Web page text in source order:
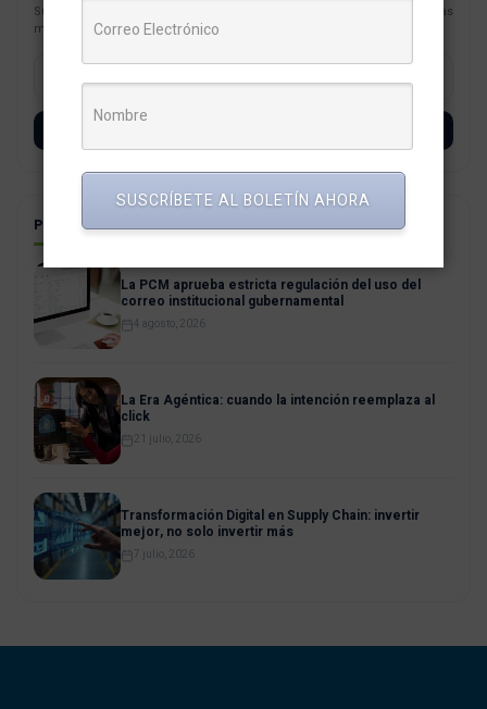
Suscríbete con tu correo a nuestro newsletter semanal con las noticias
más resaltantes para tu negocio.
POSTS RELACIONADOS
La PCM aprueba estricta regulación del uso del
correo institucional gubernamental
4 agosto, 2026
La Era Agéntica: cuando la intención reemplaza al
click
21 julio, 2026
Transformación Digital en Supply Chain: invertir
mejor, no solo invertir más
7 julio, 2026
SUSCRÍBETE AL BOLETÍN AHORA